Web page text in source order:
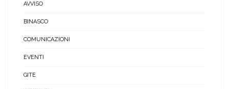
AVVISO
BINASCO
COMUNICAZIONI
EVENTI
GITE